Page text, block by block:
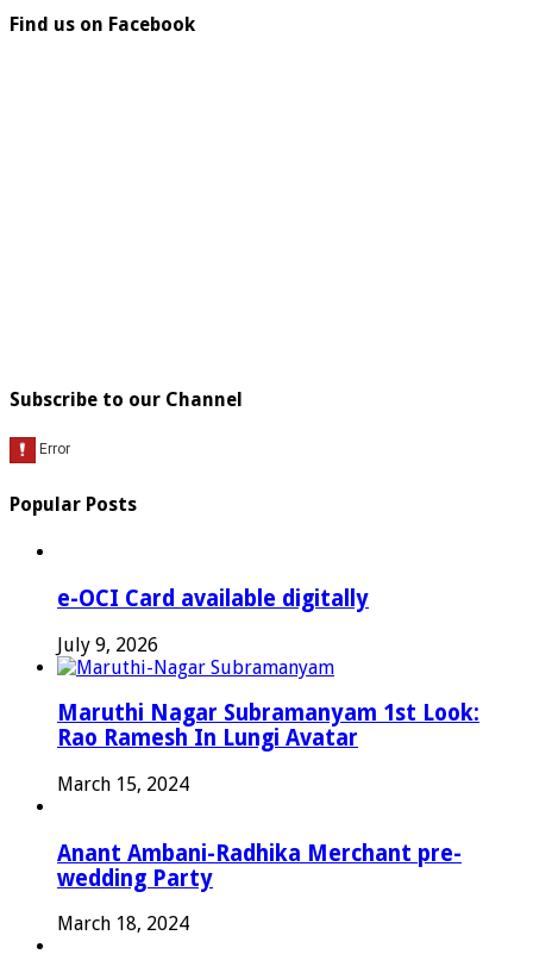
Find us on Facebook
Subscribe to our Channel
Popular Posts
e-OCI Card available digitally
July 9, 2026
Maruthi Nagar Subramanyam 1st Look:
Rao Ramesh In Lungi Avatar
March 15, 2024
Anant Ambani-Radhika Merchant pre-
wedding Party
March 18, 2024